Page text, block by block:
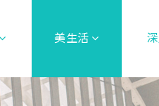
美生活